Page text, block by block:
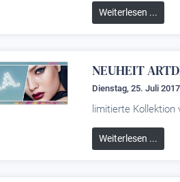
Weiterlesen ...
NEUHEIT
Dienstag, 25. Juli
limitierte
Weiterlesen ...